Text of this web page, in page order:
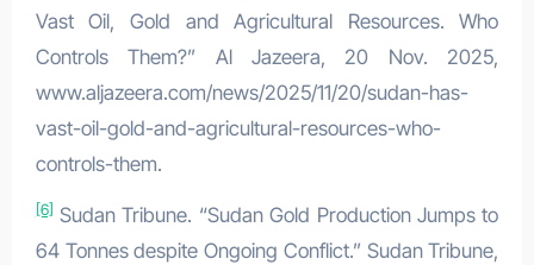
Vast Oil, Gold and Agricultural Resources. Who
Controls Them?” Al Jazeera, 20 Nov. 2025,
www.aljazeera.com/news/2025/11/20/sudan-has-
vast-oil-gold-and-agricultural-resources-who-
controls-them.
[6] Sudan Tribune. “Sudan Gold Production Jumps to
64 Tonnes despite Ongoing Conflict.” Sudan Tribune,